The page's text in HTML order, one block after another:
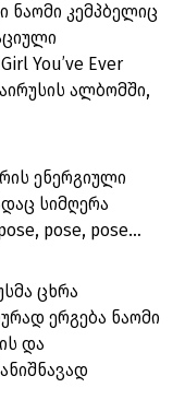
ნაომი კემპბელიც
You’ve Ever
ალბომში,
ენერგიული
სიმღერა
pose, pose…
ცხრა
ერგება ნაომი
და